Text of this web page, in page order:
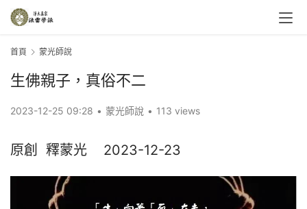
首頁 蒙光師說
生佛親子，真俗不二
2023-12-25 09:28 • 蒙光師說 • 113 views
原創  釋蒙光    2023-12-23